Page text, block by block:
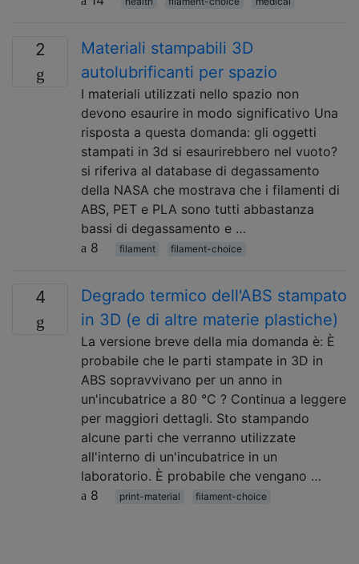
2
Materiali stampabili 3D
autolubrificanti per spazio
I materiali utilizzati nello spazio non
devono esaurire in modo significativo Una
risposta a questa domanda: gli oggetti
stampati in 3d si esaurirebbero nel vuoto?
si riferiva al database di degassamento
della NASA che mostrava che i filamenti di
ABS, PET e PLA sono tutti abbastanza
bassi di degassamento e …
8
filament filament-choice
4
Degrado termico dell'ABS stampato
in 3D (e di altre materie plastiche)
La versione breve della mia domanda è: È
probabile che le parti stampate in 3D in
ABS sopravvivano per un anno in
un'incubatrice a 80 ℃ ? Continua a leggere
per maggiori dettagli. Sto stampando
alcune parti che verranno utilizzate
all'interno di un'incubatrice in un
laboratorio. È probabile che vengano …
8
print-material filament-choice